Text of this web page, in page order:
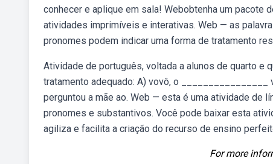
conhecer e aplique em sala! Webobtenha um pacote
atividades imprimíveis e interativas. Web — as
pronomes podem indicar uma forma de tratamento
Atividade de português, voltada a alunos de quarto e
tratamento adequado: A) vovô, o
perguntou a mãe ao. Web — esta é uma atividade de
pronomes e substantivos. Você pode baixar esta
agiliza e facilita a criação do recurso de ensino
For more